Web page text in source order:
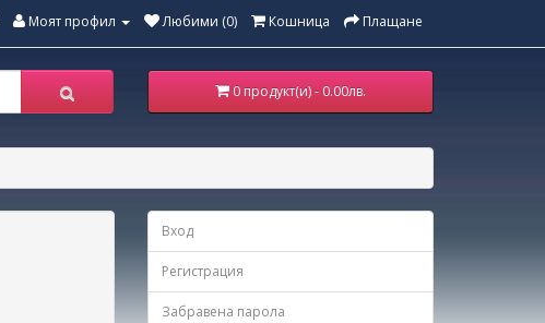
Моят профил Любими (0) Кошница Плащане
0 продукт(и) - 0.00лв.
Вход
Регистрация
Забравена парола